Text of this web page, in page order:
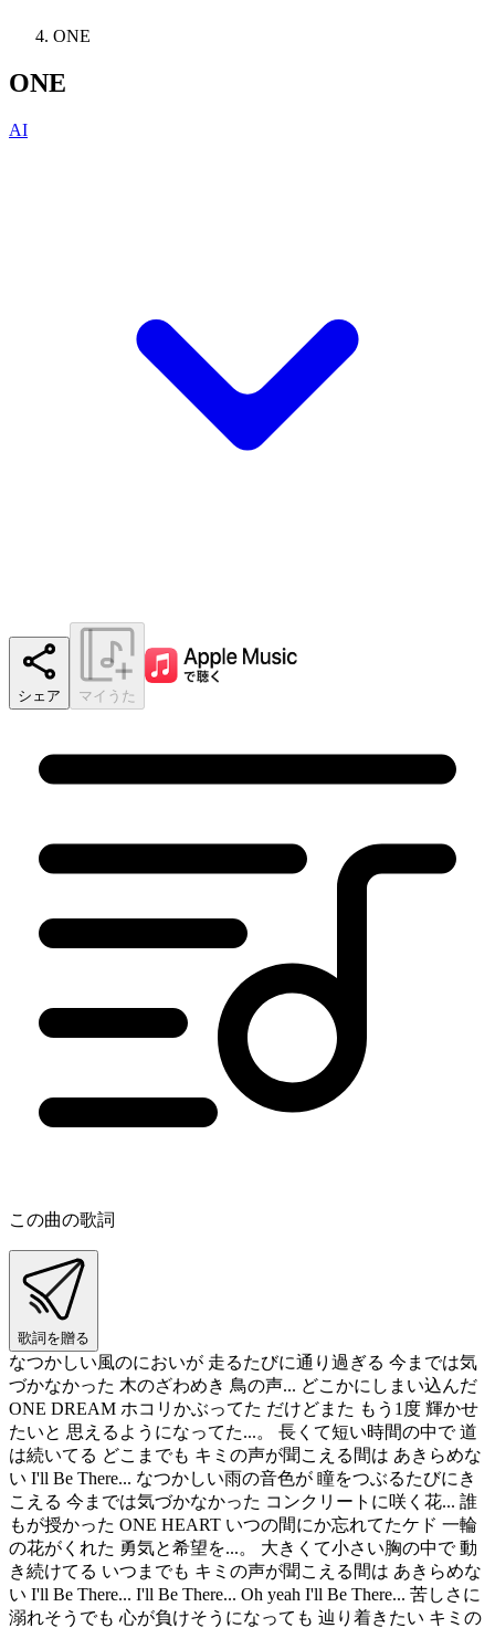
ONE
ONE
AI
シェア マイうた
この曲の歌詞
歌詞を贈る
なつかしい風のにおいが 走るたびに通り過ぎる 今までは気
づかなかった 木のざわめき 鳥の声... どこかにしまい込んだ
ONE DREAM ホコリかぶってた だけどまた もう1度 輝かせ
たいと 思えるようになってた...。 長くて短い時間の中で 道
は続いてる どこまでも キミの声が聞こえる間は あきらめな
い I'll Be There... なつかしい雨の音色が 瞳をつぶるたびにき
こえる 今までは気づかなかった コンクリートに咲く花... 誰
もが授かった ONE HEART いつの間にか忘れてたケド 一輪
の花がくれた 勇気と希望を...。 大きくて小さい胸の中で 動
き続けてる いつまでも キミの声が聞こえる間は あきらめな
い I'll Be There... I'll Be There... Oh yeah I'll Be There... 苦しさに
溺れそうでも 心が負けそうになっても 辿り着きたい キミの